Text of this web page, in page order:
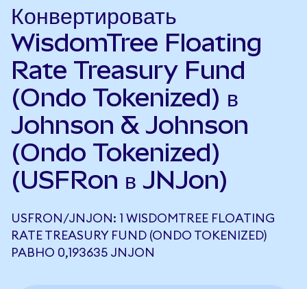
Конвертировать
WisdomTree Floating
Rate Treasury Fund
(Ondo Tokenized) в
Johnson & Johnson
(Ondo Tokenized)
(USFRon в JNJon)
USFRON/JNJON: 1 WISDOMTREE FLOATING
RATE TREASURY FUND (ONDO TOKENIZED)
РАВНО 0,193635 JNJON